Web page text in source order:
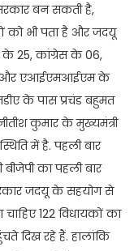
बन सकती है,
को भी पता है और जदयू
के 25, कांग्रेस के 06,
और एआईएमआईएम के
के पास प्रचंड बहुमत
कुमार के मुख्यमंत्री
में है. पहली बार
का पहली बार
जदयू के सहयोग से
122 विधायकों का
दिख रहे हैं. हालांकि